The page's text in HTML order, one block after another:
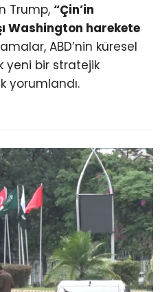
Trump, “Çin’in
Washington harekete
ABD’nin küresel
yeni bir stratejik
yorumlandı.